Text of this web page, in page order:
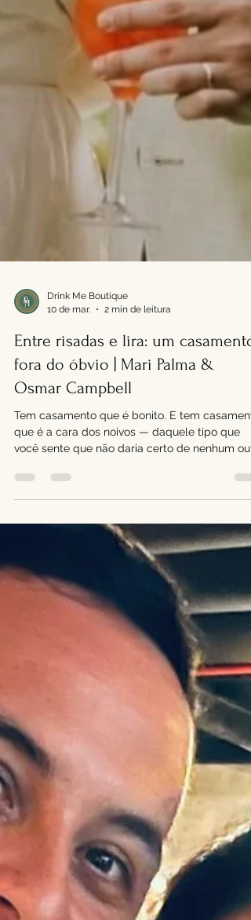
Drink Me Boutique
10 de mar.
2 min de leitura
Entre risadas e lira: um casamento
Osmar Campbell
Tem casamento que é bonito. E tem
que é a cara dos noivos — daquele tipo que
exatamente assim. Leve, informal e cheio de
personalidade, o casamento para 200
convidados aconteceu em Santana de
no espaço Villa Mantova, no dia 10 de Janeiro
2026. • Fotos por Simone Lobo • Quando a
vira extensão de quem você é A Mari, que tem
circo como parte da vida, levou is